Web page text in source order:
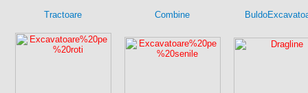
Tractoare Combine